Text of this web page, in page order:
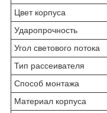
Цвет корпуса
Ударопрочность
Угол светового потока
Тип рассеивателя
Способ монтажа
Материал корпуса